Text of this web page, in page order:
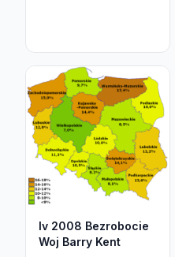
Iv 2008 Bezrobocie
Woj Barry Kent